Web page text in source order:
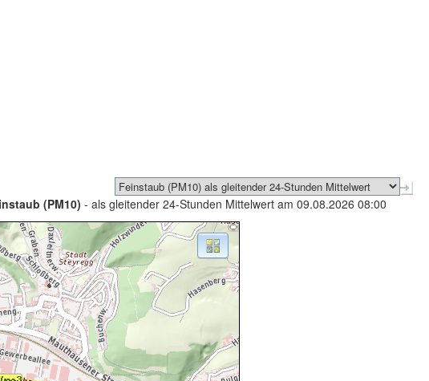
(PM10) - als gleitender 24-Stunden Mittelwert am 09.08.2026 08:00